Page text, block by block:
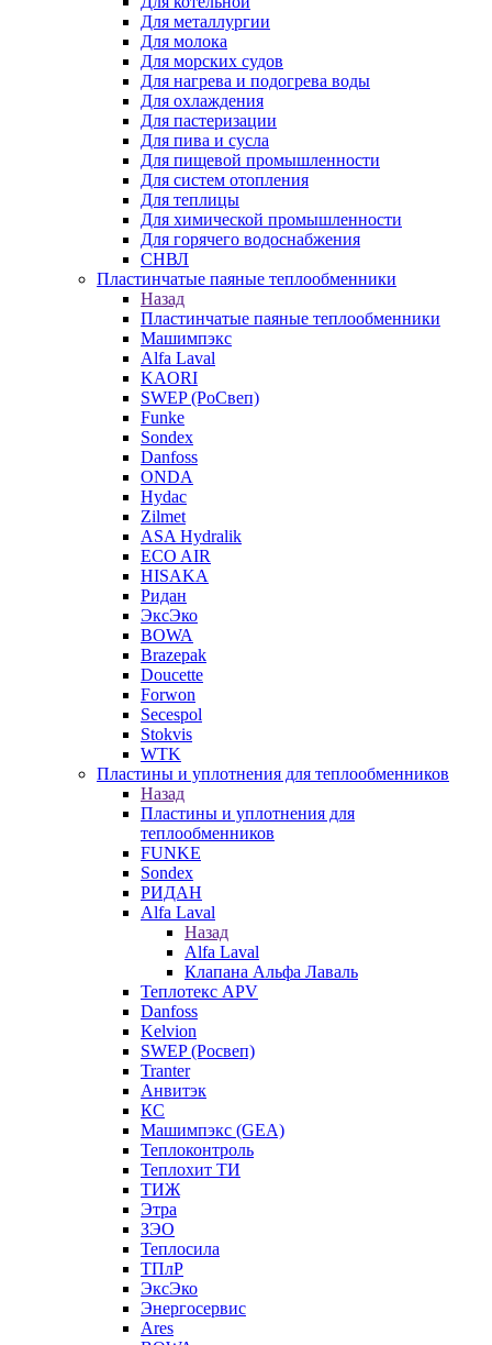
Для металлургии
Для молока
Для морских судов
Для нагрева и подогрева воды
Для охлаждения
Для пастеризации
Для пива и сусла
Для пищевой промышленности
Для систем отопления
Для теплицы
Для химической промышленности
Для горячего водоснабжения
СНВЛ
Пластинчатые паяные теплообменники
Назад
Пластинчатые паяные теплообменники
Машимпэкс
Alfa Laval
KAORI
SWEP (РоСвеп)
Funke
Sondex
Danfoss
ONDA
Hydac
Zilmet
ASA Hydralik
ECO AIR
HISAKA
Ридан
ЭксЭко
BOWA
Brazepak
Doucette
Forwon
Secespol
Stokvis
WTK
Пластины и уплотнения для теплообменников
Назад
Пластины и уплотнения для
теплообменников
FUNKE
Sondex
РИДАН
Alfa Laval
Назад
Alfa Laval
Клапана Альфа Лаваль
Теплотекс APV
Danfoss
Kelvion
SWEP (Росвеп)
Tranter
Анвитэк
КС
Машимпэкс (GEA)
Теплоконтроль
Теплохит ТИ
ТИЖ
Этра
ЗЭО
Теплосила
ТПлР
ЭксЭко
Энергосервис
Ares